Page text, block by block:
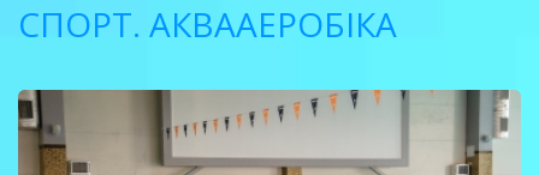
СПОРТ. АКВААЕРОБІКА